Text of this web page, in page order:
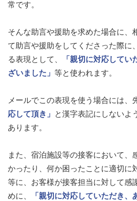
常です。
そんな助言や援助を求めた場合に、
て助言や援助をしてくださった際に
る表現として、
「親切に対応して
ざいました」 等と使われます。
メールでこの表現を使う場合には、
応して頂き」
と漢字表記にしないよ
あります。
また、宿泊施設等の接客において、
かったり、何か困ったことに適切に
等に、お客様が接客担当に対して感
めに、
「親切に対応していただき、